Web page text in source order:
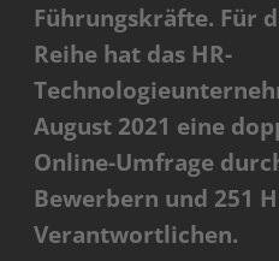
Führungskräfte. Für
Reihe hat das HR-
August 2021 eine
Online-Umfrage
Bewerbern und 251
Verantwortlichen.